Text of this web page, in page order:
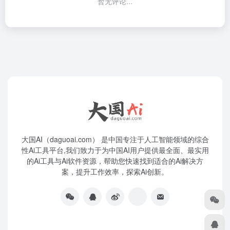
大国AI（daguoai.com） 是中国专注于人工智能领域的综合
性Ai工具平台,我们致力于为中国AI用户提供最全面、最实用
的Ai工具与Ai软件资源，帮助您快速找到适合的Ai解决方
案，提升工作效率，探索Ai创新。